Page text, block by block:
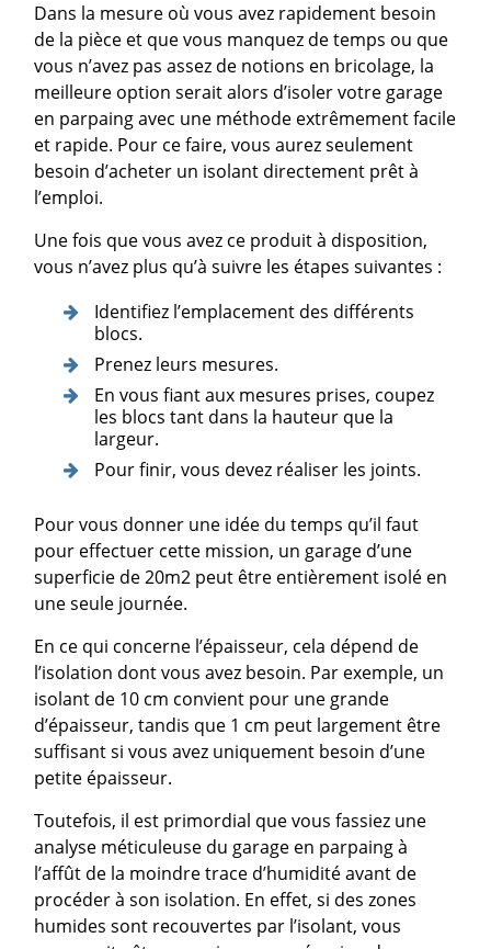
Dans la mesure où vous avez rapidement besoin
de la pièce et que vous manquez de temps ou que
vous n’avez pas assez de notions en bricolage, la
meilleure option serait alors d’isoler votre garage
en parpaing avec une méthode extrêmement facile
et rapide. Pour ce faire, vous aurez seulement
besoin d’acheter un isolant directement prêt à
l’emploi.
Une fois que vous avez ce produit à disposition,
vous n’avez plus qu’à suivre les étapes suivantes :
Identifiez l’emplacement des différents
blocs.
Prenez leurs mesures.
En vous fiant aux mesures prises, coupez
les blocs tant dans la hauteur que la
largeur.
Pour finir, vous devez réaliser les joints.
Pour vous donner une idée du temps qu’il faut
pour effectuer cette mission, un garage d’une
superficie de 20m2 peut être entièrement isolé en
une seule journée.
En ce qui concerne l’épaisseur, cela dépend de
l’isolation dont vous avez besoin. Par exemple, un
isolant de 10 cm convient pour une grande
d’épaisseur, tandis que 1 cm peut largement être
suffisant si vous avez uniquement besoin d’une
petite épaisseur.
Toutefois, il est primordial que vous fassiez une
analyse méticuleuse du garage en parpaing à
l’affût de la moindre trace d’humidité avant de
procéder à son isolation. En effet, si des zones
humides sont recouvertes par l’isolant, vous